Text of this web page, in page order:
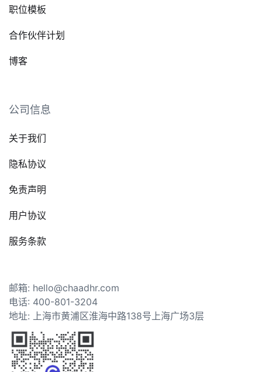
职位模板
合作伙伴计划
博客
公司信息
关于我们
隐私协议
免责声明
用户协议
服务条款
邮箱: hello@chaadhr.com
电话: 400-801-3204
地址: 上海市黄浦区淮海中路138号上海广场3层